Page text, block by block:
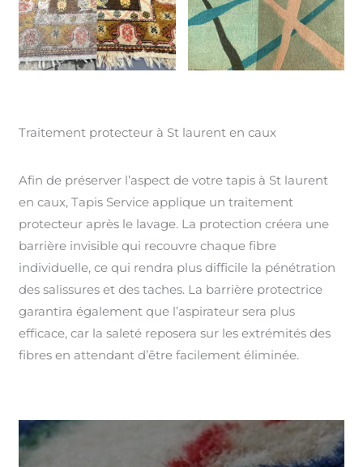
Traitement protecteur à St laurent en caux
Afin de préserver l’aspect de votre tapis à St laurent
en caux, Tapis Service applique un traitement
protecteur après le lavage. La protection créera une
barrière invisible qui recouvre chaque fibre
individuelle, ce qui rendra plus difficile la pénétration
des salissures et des taches. La barrière protectrice
garantira également que l’aspirateur sera plus
efficace, car la saleté reposera sur les extrémités des
fibres en attendant d’être facilement éliminée.